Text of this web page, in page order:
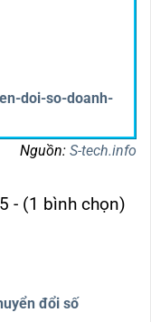
doi-so-doanh-
Nguồn: S-tech.info
- (1 bình chọn)
đổi số